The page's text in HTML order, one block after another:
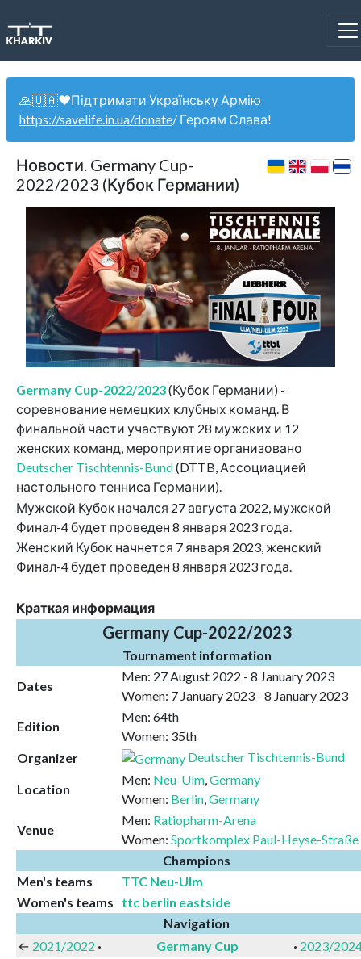
🙏🇺🇦❤️Підтримати Українську Армію
https://savelife.in.ua/donate/ Героям Слава!
Новости. Germany Cup-
2022/2023 (Кубок Германии)
Germany Cup-2022/2023(Кубок Германии) -
соревнование немецких клубных команд. В
финальной части участвуют 28 мужских и 12
женских команд, мероприятие организовано
Deutscher Tischtennis-Bund(DTTB, Ассоциацией
настольного тенниса Германии).
Мужской Кубок начался 27 августа 2022, мужской
Финал-4 будет проведен 8 января 2023 года.
Женский Кубок начнется 7 января 2023, женский
Финал-4 будет проведен 8 января 2023 года.
Краткая информация
Germany Cup-2022/2023
Tournament information
Dates
Men: 27 August 2022 - 8 January 2023
Women: 7 January 2023 - 8 January 2023
Edition
Men: 64th
Women: 35th
Organizer
Deutscher Tischtennis-Bund
Location
Men: Neu-Ulm,Germany
Women: Berlin,Germany
Venue
Men: Ratiopharm-Arena
Women: Sportkomplex Paul-Heyse-Straße
Champions
Men's teams
TTC Neu-Ulm
Women's teams
ttc berlin eastside
Navigation
← 2021/2022 · Germany Cup · 2023/